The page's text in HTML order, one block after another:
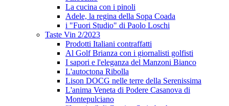
La cucina con i pinoli
Adele, la regina della Sopa Coada
i "Fuori Studio" di Paolo Loschi
Taste Vin 2/2023
Prodotti Italiani contraffatti
Al Golf Brianza con i giornalisti golfisti
I sapori e l'eleganza del Manzoni Bianco
L'autoctona Ribolla
Lison DOCG nelle terre della Serenissima
L'anima Veneta di Podere Casanova di
Montepulciano